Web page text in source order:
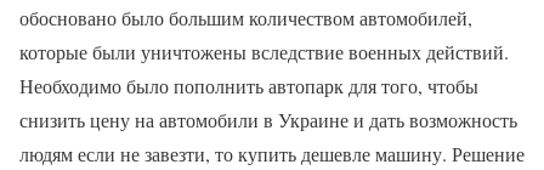
обосновано было большим количеством автомобилей,
которые были уничтожены вследствие военных действий.
Необходимо было пополнить автопарк для того, чтобы
снизить цену на автомобили в Украине и дать возможность
людям если не завезти, то купить дешевле машину. Решение